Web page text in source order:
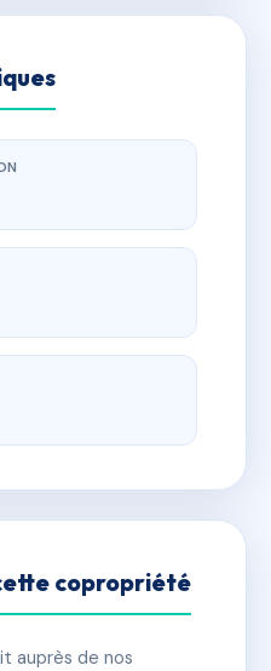
copropriété
auprès de nos